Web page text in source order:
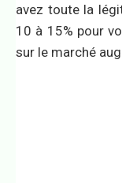
avez toute la
10 à 15% pour
sur le marché